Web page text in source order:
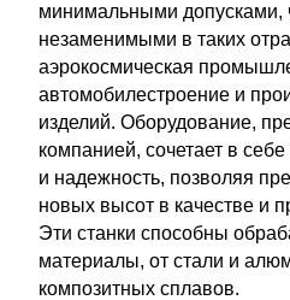
минимальными допусками,
незаменимыми в таких
аэрокосмическая
автомобилестроение и
изделий. Оборудование,
компанией, сочетает в
и надежность, позволяя
новых высот в качестве и
Эти станки способны
материалы, от стали и
композитных сплавов.